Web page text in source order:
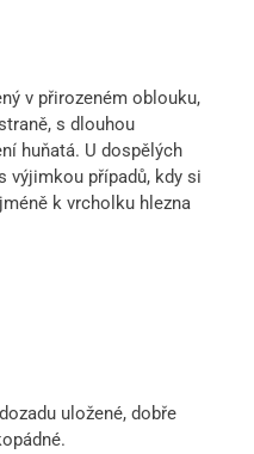
v přirozeném oblouku,
s dlouhou
huňatá. U dospělých
výjimkou případů, kdy si
k vrcholku hlezna
uložené, dobře